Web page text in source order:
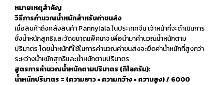
หมายเหตุสำคัญ
วิธีการคำนวณน้ำหนักสำหรับค่าขนส่ง
เมื่อสินค้าถึงคลังสินค้า Pannylala ในประเทศจีน เจ้าหน้าที่จะดำเนินการ
ชั่งน้ำหนักสุทธิและวัดขนาดแพ็คเกจ เพื่อนำมาคำนวณน้ำหนักตาม
ปริมาตร โดยน้ำหนักที่ใช้ในการคำนวณค่าขนส่งจะยึดค่าน้ำหนักที่สูงกว่า
ระหว่างน้ำหนักสุทธิและน้ำหนักตามปริมาตร
สูตรการคำนวณน้ำหนักตามปริมาตร (กิโลกรัม):
น้ำหนักปริมาตร = (ความยาว × ความกว้าง × ความสูง) / 6000